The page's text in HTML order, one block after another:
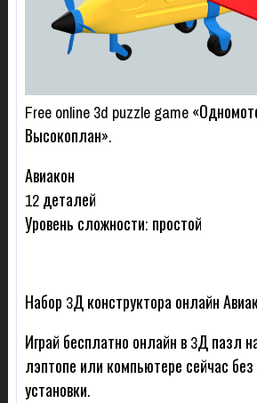
Free online 3d puzzle game
Высокоплан».
Авиакон
12 деталей
Уровень сложности: простой
Набор 3Д конструктора онлайн
Играй бесплатно онлайн в 3Д пазл
лэптопе или компьютере сейчас без
установки.